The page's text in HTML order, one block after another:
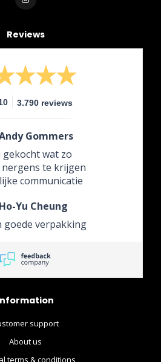
Reviews
3.790 reviews
Gommers
gekocht wat zo
nergens te krijgen
communicatie
Ho-Yu Cheung
goede verpakking
support
About us
terms & conditions